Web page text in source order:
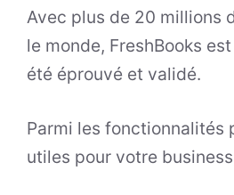
Avec plus de 20 millions
le monde, FreshBooks
été éprouvé et validé.
Parmi les fonctionnalités
utiles pour votre